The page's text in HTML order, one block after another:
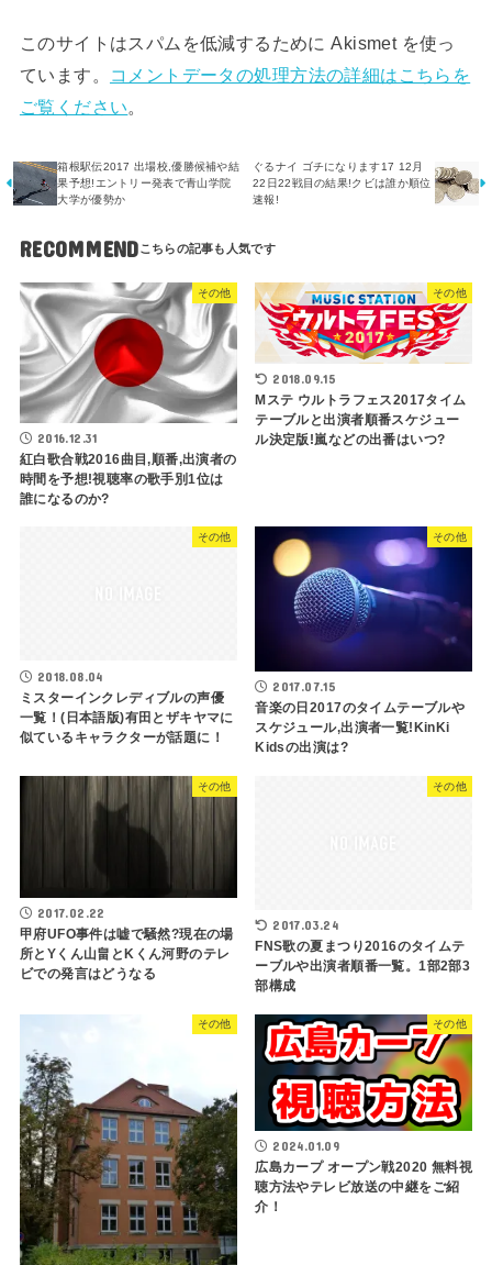
このサイトはスパムを低減するために Akismet を使っ
ています。
コメントデータの処理方法の詳細はこちらを
ご覧ください。
箱根駅伝2017 出場校,優勝候補や結
果予想!エントリー発表で青山学院
大学が優勢か
ぐるナイ ゴチになります17 12月
22日22戦目の結果!クビは誰か順位
速報!
RECOMMEND
その他
2016.12.31
紅白歌合戦2016曲目,順番,出演者の
時間を予想!視聴率の歌手別1位は
誰になるのか?
その他
2018.09.15
Mステ ウルトラフェス2017タイム
テーブルと出演者順番スケジュー
ル決定版!嵐などの出番はいつ?
その他
2018.08.04
ミスターインクレディブルの声優
一覧！(日本語版)有田とザキヤマに
似ているキャラクターが話題に！
その他
2017.07.15
音楽の日2017のタイムテーブルや
スケジュール,出演者一覧!KinKi
Kidsの出演は?
その他
2017.02.22
甲府UFO事件は嘘で騒然?現在の場
所とYくん山畠とKくん河野のテレ
ビでの発言はどうなる
その他
2017.03.24
FNS歌の夏まつり2016のタイムテ
ーブルや出演者順番一覧。1部2部3
部構成
その他 その他
2024.01.09
広島カープ オープン戦2020 無料視
聴方法やテレビ放送の中継をご紹
介！